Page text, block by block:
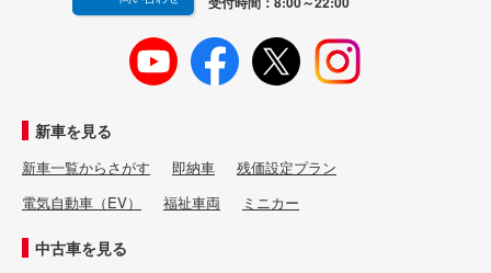
新車を見る
新車一覧からさがす 即納車
残価設定プラン
電気自動車（EV）
福祉車両 ミニカー
中古車を見る